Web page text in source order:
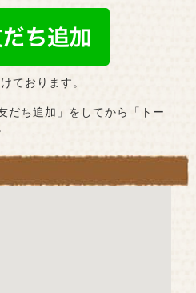
ております。
だち追加」をしてから「トー